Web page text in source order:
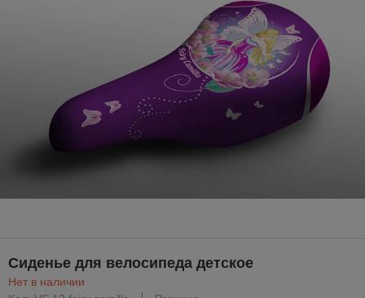
Сиденье для велосипеда детское
Нет в наличии